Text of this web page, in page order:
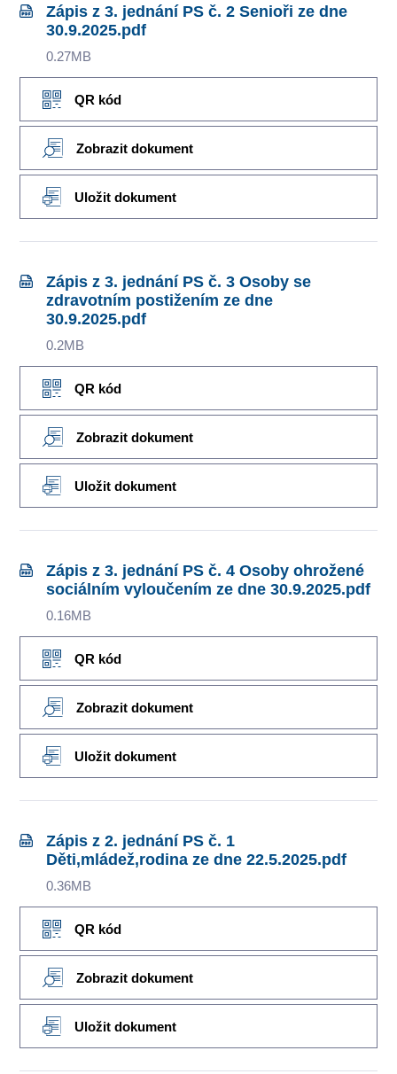
Zápis z 3. jednání PS č. 2 Senioři ze dne
30.9.2025.pdf
0.27MB
QR kód
Zobrazit dokument
Uložit dokument
Zápis z 3. jednání PS č. 3 Osoby se
zdravotním postižením ze dne
30.9.2025.pdf
0.2MB
QR kód
Zobrazit dokument
Uložit dokument
Zápis z 3. jednání PS č. 4 Osoby ohrožené
sociálním vyloučením ze dne 30.9.2025.pdf
0.16MB
QR kód
Zobrazit dokument
Uložit dokument
Zápis z 2. jednání PS č. 1
Děti,mládež,rodina ze dne 22.5.2025.pdf
0.36MB
QR kód
Zobrazit dokument
Uložit dokument